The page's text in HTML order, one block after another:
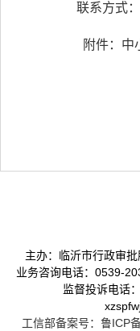
联系方式：
附件：中小
主办：临沂市行政审
业务咨询电话：0539-
监督投诉电话
工信部备案号：鲁ICP